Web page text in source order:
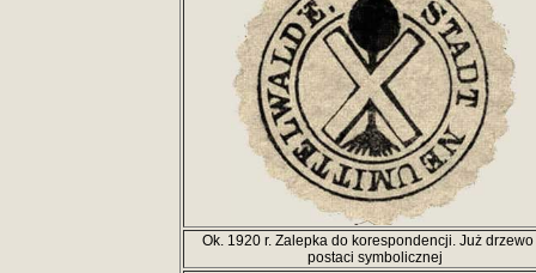
Ok. 1920 r. Zalepka do korespondencji. Już drzewo
postaci symbolicznej